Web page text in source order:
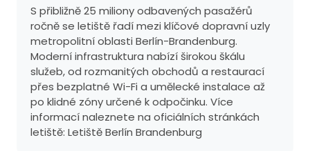
S přibližně 25 miliony odbavených pasažérů
ročně se letiště řadí mezi klíčové dopravní uzly
metropolitní oblasti Berlín-Brandenburg.
Moderní infrastruktura nabízí širokou škálu
služeb, od rozmanitých obchodů a restaurací
přes bezplatné Wi-Fi a umělecké instalace až
po klidné zóny určené k odpočinku. Více
informací naleznete na oficiálních stránkách
letiště: Letiště Berlín Brandenburg